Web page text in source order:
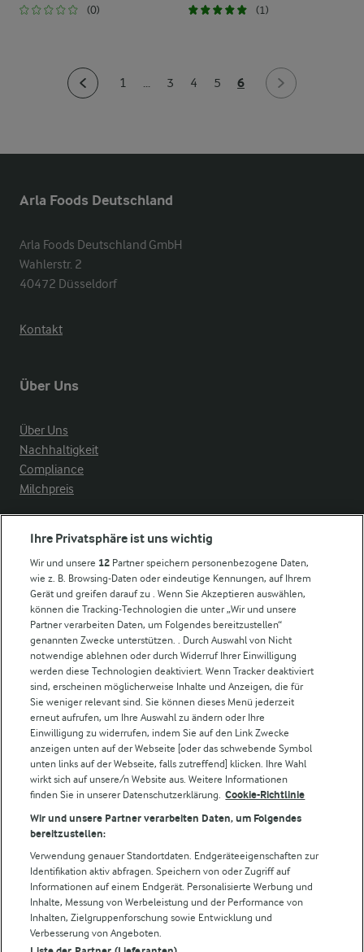
(0) (1)
1 ... 3 4 5 6
Arla Foods Deutschland
Arla Foods Deutschland GmbH
Wahlerstr. 2
40472 Düsseldorf
Kontakt
Über Uns
Über Uns
Nachhaltigkeit
Compliance
Milchpreis
Weitere Arla Websites
Castello
Lurpak
Arla Pro
Für unsere Landwirt:innen
Folge uns!
© Arla Foods amba 2026
Cookie Wahl wieder öffnen
Ihre Privatsphäre ist uns wichtig
Wir und unsere 12 Partner speichern personenbezogene Daten,
wie z. B. Browsing-Daten oder eindeutige Kennungen, auf Ihrem
Gerät und greifen darauf zu . Wenn Sie Akzeptieren auswählen,
können die Tracking-Technologien die unter „Wir und unsere
Partner verarbeiten Daten, um Folgendes bereitzustellen“
genannten Zwecke unterstützen. . Durch Auswahl von Nicht
notwendige ablehnen oder durch Widerruf Ihrer Einwilligung
werden diese Technologien deaktiviert. Wenn Tracker deaktiviert
sind, erscheinen möglicherweise Inhalte und Anzeigen, die für
Sie weniger relevant sind. Sie können dieses Menü jederzeit
erneut aufrufen, um Ihre Auswahl zu ändern oder Ihre
Einwilligung zu widerrufen, indem Sie auf den Link Zwecke
anzeigen unten auf der Webseite [oder das schwebende Symbol
unten links auf der Webseite, falls zutreffend] klicken. Ihre Wahl
wirkt sich auf unsere/n Website aus. Weitere Informationen
finden Sie in unserer Datenschutzerklärung. Cookie-Richtlinie
Wir und unsere Partner verarbeiten Daten, um Folgendes
bereitzustellen:
Verwendung genauer Standortdaten. Endgeräteeigenschaften zur
Identifikation aktiv abfragen. Speichern von oder Zugriff auf
Informationen auf einem Endgerät. Personalisierte Werbung und
Inhalte, Messung von Werbeleistung und der Performance von
Inhalten, Zielgruppenforschung sowie Entwicklung und
Verbesserung von Angeboten.